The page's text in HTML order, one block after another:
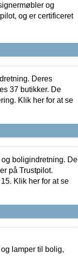
og
og er certificeret
Deres
37 butikker. De
Klik her for at se
boligindretning. De
på Trustpilot.
Klik her for at se
lamper til bolig,